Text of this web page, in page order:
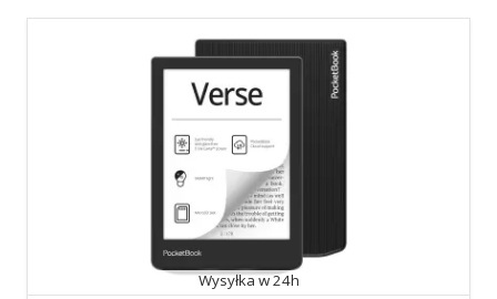
Wysyłka w 24h